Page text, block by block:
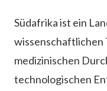
Südafrika ist ein
wissenschaftlichen
medizinischen
technologischen